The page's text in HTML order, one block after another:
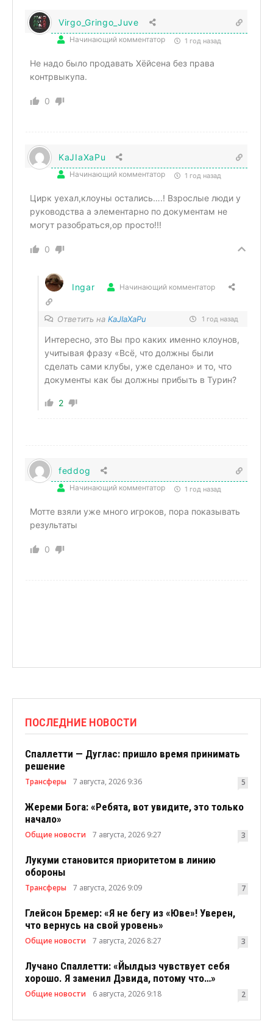
Virgo_Gringo_Juve
Начинающий комментатор 1 год назад
Не надо было продавать Хёйсена без права
контрвыкупа.
0
KaJIaXaPu
Начинающий комментатор 1 год назад
Цирк уехал,клоуны остались….! Взрослые люди у
руководства а элементарно по документам не
могут разобраться,ор просто!!!
0
Ingar Начинающий комментатор
Ответить на KaJIaXaPu 1 год назад
Интересно, это Вы про каких именно клоунов,
учитывая фразу «Всё, что должны были
сделать сами клубы, уже сделано» и то, что
документы как бы должны прибыть в Турин?
2
feddog
Начинающий комментатор 1 год назад
Мотте взяли уже много игроков, пора показывать
результаты
0
ПОСЛЕДНИЕ НОВОСТИ
Спаллетти — Дуглас: пришло время принимать
решение
Трансферы 7 августа, 2026 9:36 5
Жереми Бога: «Ребята, вот увидите, это только
начало»
Общие новости 7 августа, 2026 9:27 3
Лукуми становится приоритетом в линию
обороны
Трансферы 7 августа, 2026 9:09 7
Глейсон Бремер: «Я не бегу из «Юве»! Уверен,
что вернусь на свой уровень»
Общие новости 7 августа, 2026 8:27 3
Лучано Спаллетти: «Йылдыз чувствует себя
хорошо. Я заменил Дэвида, потому что…»
Общие новости 6 августа, 2026 9:18 2